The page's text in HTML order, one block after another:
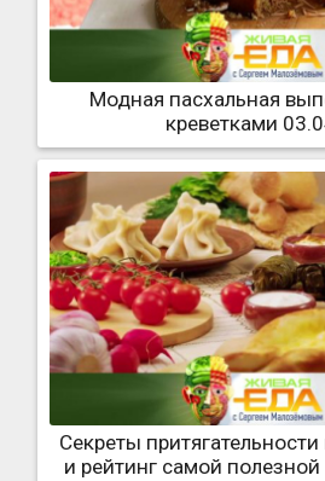
Модная пасхальная
креветками
Секреты
и рейтинг самой